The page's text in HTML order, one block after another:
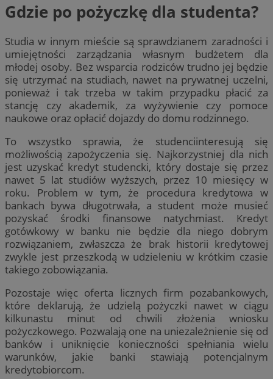
Gdzie po pożyczkę dla studenta?
Studia w innym mieście są sprawdzianem zaradności i
umiejętności zarządzania własnym budżetem dla
młodej osoby. Bez wsparcia rodziców trudno jej będzie
się utrzymać na studiach, nawet na prywatnej uczelni,
ponieważ i tak trzeba w takim przypadku płacić za
stancję czy akademik, za wyżywienie czy pomoce
naukowe oraz opłacić dojazdy do domu rodzinnego.
To wszystko sprawia, że studenciinteresują się
możliwością zapożyczenia się. Najkorzystniej dla nich
jest uzyskać kredyt studencki, który dostaje się przez
nawet 5 lat studiów wyższych, przez 10 miesięcy w
roku. Problem w tym, że procedura kredytowa w
bankach bywa długotrwała, a student może musieć
pozyskać środki finansowe natychmiast. Kredyt
gotówkowy w banku nie będzie dla niego dobrym
rozwiązaniem, zwłaszcza że brak historii kredytowej
zwykle jest przeszkodą w udzieleniu w krótkim czasie
takiego zobowiązania.
Pozostaje więc oferta licznych firm pozabankowych,
które deklarują, że udzielą pożyczki nawet w ciągu
kilkunastu minut od chwili złożenia wniosku
pożyczkowego. Pozwalają one na uniezależnienie się od
banków i uniknięcie konieczności spełniania wielu
warunków, jakie banki stawiają potencjalnym
kredytobiorcom.